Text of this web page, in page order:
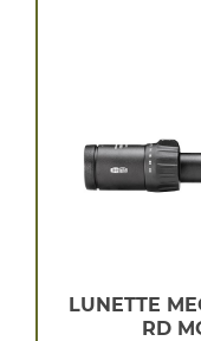
LUNETTE
RD